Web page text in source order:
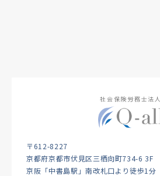
社会保険労務士法人
〒612-8227
京都府京都市伏見区三栖向町734-6 3F
京阪「中書島駅」南改札口より徒歩1分